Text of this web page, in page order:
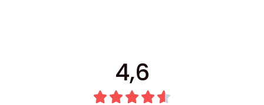
4,6